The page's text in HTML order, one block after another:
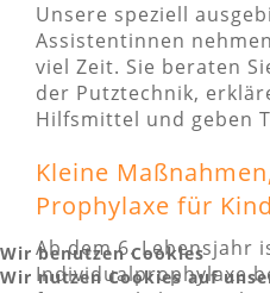
Unsere speziell
Assistentinnen
viel Zeit. Sie beraten
der Putztechnik,
Hilfsmittel und geben
Kleine
Prophylaxe für
Ab dem 6. Lebensjahr
Individualprophylaxe
Wir benutzen Cookies
Wir nutzen Cookies auf